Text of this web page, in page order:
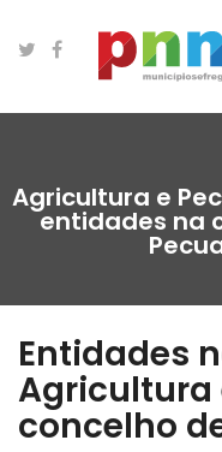
Agricultura e
entidades na
Entidades
Agricultura
concelho